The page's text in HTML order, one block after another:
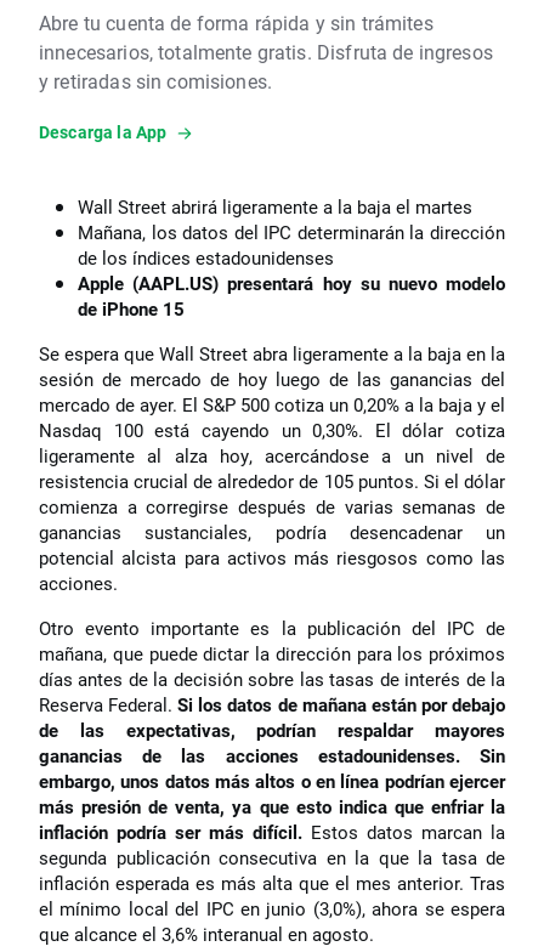
Abre tu cuenta de forma rápida y sin trámites
innecesarios, totalmente gratis. Disfruta de ingresos
y retiradas sin comisiones.
Descarga la App
Wall Street abrirá ligeramente a la baja el martes
Mañana, los datos del IPC determinarán la dirección
de los índices estadounidenses
Apple (AAPL.US) presentará hoy su nuevo modelo
de iPhone 15
Se espera que Wall Street abra ligeramente a la baja en la
sesión de mercado de hoy luego de las ganancias del
mercado de ayer. El S&P 500 cotiza un 0,20% a la baja y el
Nasdaq 100 está cayendo un 0,30%. El dólar cotiza
ligeramente al alza hoy, acercándose a un nivel de
resistencia crucial de alrededor de 105 puntos. Si el dólar
comienza a corregirse después de varias semanas de
ganancias sustanciales, podría desencadenar un
potencial alcista para activos más riesgosos como las
acciones.
Otro evento importante es la publicación del IPC de
mañana, que puede dictar la dirección para los próximos
días antes de la decisión sobre las tasas de interés de la
Reserva Federal.Si los datos de mañana están por debajo
de las expectativas, podrían respaldar mayores
ganancias de las acciones estadounidenses. Sin
embargo, unos datos más altos o en línea podrían ejercer
más presión de venta, ya que esto indica que enfriar la
inflación podría ser más difícil. Estos datos marcan la
segunda publicación consecutiva en la que la tasa de
inflación esperada es más alta que el mes anterior. Tras
el mínimo local del IPC en junio (3,0%), ahora se espera
que alcance el 3,6% interanual en agosto.